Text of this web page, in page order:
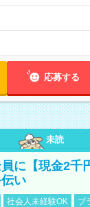
・実働 05:30～
応募する
未読
に【現金2千
い
社会人未経験OK
ブ